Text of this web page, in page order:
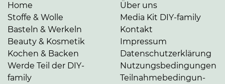
Home
Stoffe & Wolle
Basteln & Werkeln
Beauty & Kosmetik
Kochen & Backen
Werde Teil der DIY-
family
Über uns
Media Kit DIY-family
Kontakt
Impressum
Da­ten­schutz­er­klä­rung
Nut­zungs­be­din­gun­gen
Teil­nah­me­be­din­gun­